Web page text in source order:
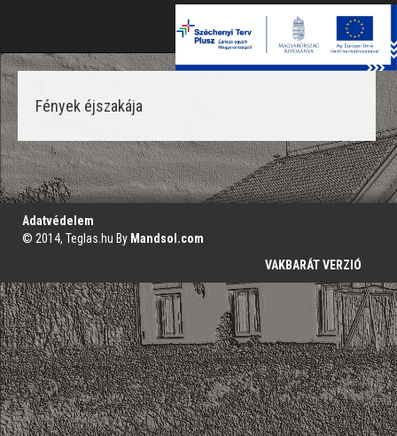
Fények éjszakája
';
Adatvédelem
© 2014, Teglas.hu By Mandsol.com
VAKBARÁT VERZIÓ